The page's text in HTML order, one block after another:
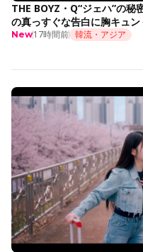
THE BOYZ・Q“ジェハ”の
の真っすぐな告白に胸キュン
New17時間前 韓流・アジア